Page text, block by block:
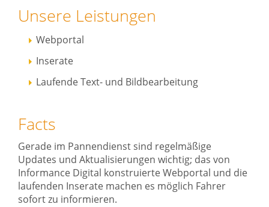
Unsere Leistungen
Webportal
Inserate
Laufende Text- und Bildbearbeitung
Facts
Gerade im Pannendienst sind regelmäßige
Updates und Aktualisierungen wichtig; das von
Informance Digital konstruierte Webportal und die
laufenden Inserate machen es möglich Fahrer
sofort zu informieren.